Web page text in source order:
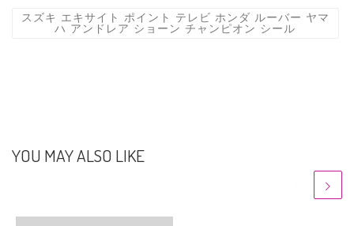
スズキ エキサイト ポイント テレビ ホンダ ルーバー ヤマ
ハ アンドレア ショーン チャンピオン シール
YOU MAY ALSO LIKE